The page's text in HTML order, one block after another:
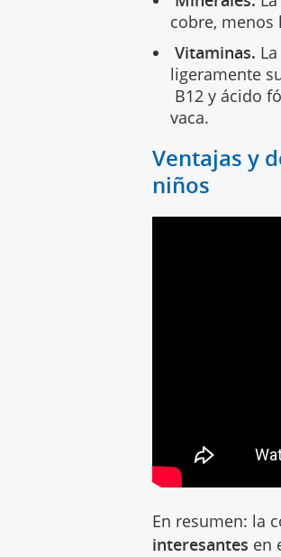
cobre, menos
Vitaminas.
ligeramente
B12 y ácido
vaca.
Ventajas y
niños
En resumen: la
interesantes en